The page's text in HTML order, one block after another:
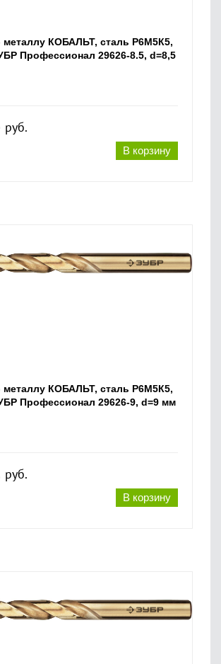
металлу КОБАЛЬТ, сталь Р6М5К5,
Профессионал 29626-8.5, d=8,5
руб.
В корзину
металлу КОБАЛЬТ, сталь Р6М5К5,
Профессионал 29626-9, d=9 мм
руб.
В корзину